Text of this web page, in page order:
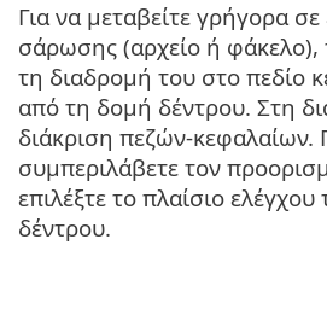
Για να μεταβείτε γρήγορα
σάρωσης (αρχείο ή φάκελο),
τη διαδρομή του στο πεδίο
από τη δομή δέντρου. Στη
διάκριση πεζών-κεφαλαίων.
συμπεριλάβετε τον
επιλέξτε το πλαίσιο
δέντρου.